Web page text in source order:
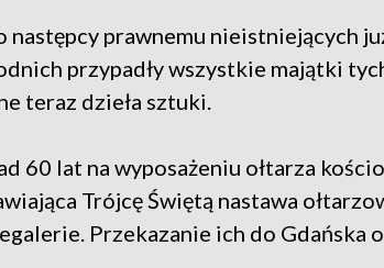
prawnemu nieistniejących
przypadły wszystkie majątki
teraz dzieła sztuki.
60 lat na wyposażeniu ołtarza
Trójcę Świętą nastawa
Przekazanie ich do Gdańska